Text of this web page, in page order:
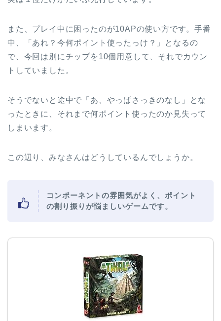
また、プレイ中に困ったのが10APの使い方です。手番
中、「あれ？今何ポイント使ったっけ？」となるの
で、今回は別にチップを10個用意して、それでカウン
トしていました。
そうでないと途中で「あ、やっぱさっきのなし」とな
ったときに、それまで何ポイント使ったのか見失って
しまいます。
この辺り、みなさんはどうしているんでしょうか。
コンポーネントの雰囲気がよく、ポイント
の割り振りが悩ましいゲームです。